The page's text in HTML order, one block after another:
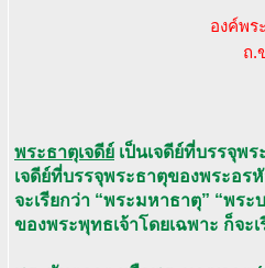
องค์พร
ถ.
พระธาตุเจดีย์ เป็นเจดีย์ที่บรรจุพ
เจดีย์ที่บรรจุพระธาตุของพระอร
จะเรียกว่า “พระมหาธาตุ” “พร
ของพระพุทธเจ้าโดยเฉพาะ ก็จะ